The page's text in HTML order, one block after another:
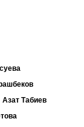
Азат Табиев